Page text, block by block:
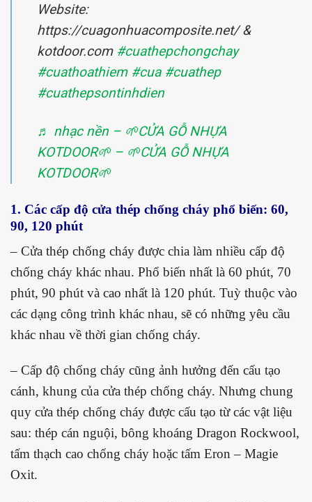
Website:
https://cuagonhuacomposite.net/ &
kotdoor.com #cuathepchongchay
#cuathoathiem #cua #cuathep
#cuathepsontinhdien
♬ nhạc nền – 🌱CỬA GỖ NHỰA
KOTDOOR🌱 – 🌱CỬA GỖ NHỰA
KOTDOOR🌱
1. Các cấp độ cửa thép chống cháy phổ biến: 60,
90, 120 phút
– Cửa thép chống cháy được chia làm nhiều cấp độ
chống cháy khác nhau. Phổ biến nhất là 60 phút, 70
phút, 90 phút và cao nhất là 120 phút. Tuỳ thuộc vào
các dạng công trình khác nhau, sẽ có những yêu cầu
khác nhau về thời gian chống cháy.
– Cấp độ chống cháy cũng ảnh hưởng đến cấu tạo
cánh, khung của cửa thép chống cháy. Nhưng chung
quy cửa thép chống cháy được cấu tạo từ các vật liệu
sau: thép cán nguội, bông khoáng Dragon Rockwool,
tấm thạch cao chống cháy hoặc tấm Eron – Magie
Oxit.